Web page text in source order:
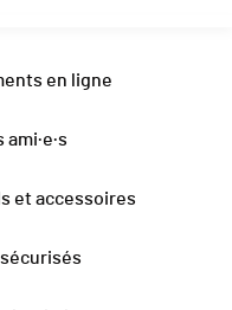
en ligne
et accessoires